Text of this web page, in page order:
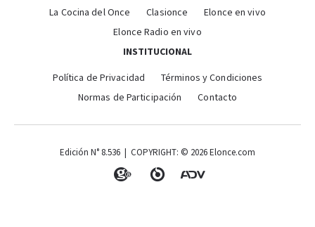
La Cocina del Once
Clasionce
Elonce en vivo
Elonce Radio en vivo
INSTITUCIONAL
Política de Privacidad
Términos y Condiciones
Normas de Participación
Contacto
Edición N° 8.536 | COPYRIGHT: © 2026 Elonce.com